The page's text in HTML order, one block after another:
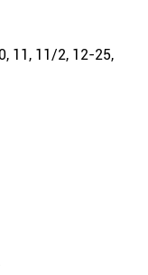
11, 11/2, 12-25,